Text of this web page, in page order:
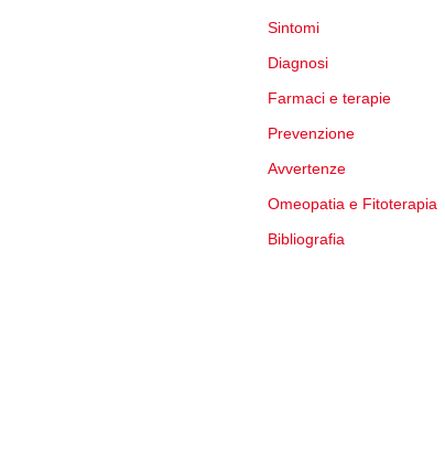
Sintomi
Diagnosi
Farmaci e terapie
Prevenzione
Avvertenze
Omeopatia e Fitoterapia
Bibliografia